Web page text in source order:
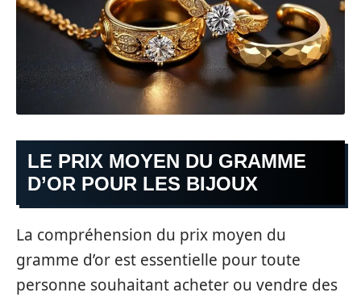
LE PRIX MOYEN DU GRAMME
D’OR POUR LES BIJOUX
La compréhension du prix moyen du
gramme d’or est essentielle pour toute
personne souhaitant acheter ou vendre des